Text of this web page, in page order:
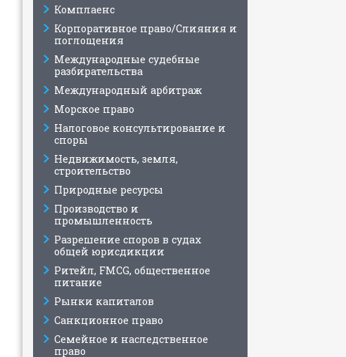
Комплаенс
Корпоративное право/Слияния и
поглощения
Международные судебные
разбирательства
Международный арбитраж
Морское право
Налоговое консультирование и
споры
Недвижимость, земля,
строительство
Природные ресурсы
Производство и
промышленность
Разрешение споров в судах
общей юрисдикции
Ритейл, FMCG, общественное
питание
Рынки капиталов
Санкционное право
Семейное и наследственное
право